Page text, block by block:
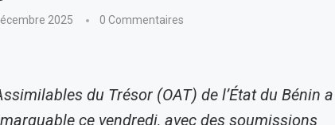
2025 0 Commentaires
du Trésor (OAT) de l’État du Bénin a
ce vendredi, avec des soumissions